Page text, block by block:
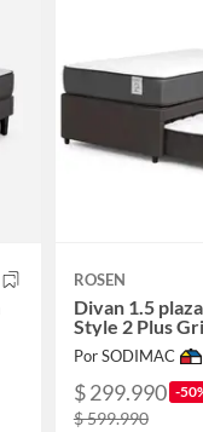
ROSEN
Divan 1.5
Style 2 Plus
Por SODIMAC
$ 299.990 -
$ 599.990